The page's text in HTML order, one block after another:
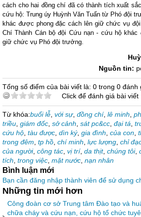
cách cho hai đồng chí đã có thành tích xuất
cứu hộ: Trung úy Huỳnh Văn Tuấn từ Phó đội
khác được phong đặc cách lên giữ chức vụ
Chí Thành Cán bộ đội Cứu nạn - cứu hộ
giữ chức vụ Phó đội trưởng.
Nguồn tin:
Tổng số điểm của bài viết là: 0 trong 0 đánh
Click để đánh giá bài viết
Từ khóa:buổi lễ với sự, đồng chí, lê minh
triều giám đốc sở cảnh sát pc&cc đại tá
cứu hộ tàu được dìn ký, gia đình của con
trong đêm tp hồ chí minh lực lượng chỉ
của người, công tác vị trí, da thịt, chúng tôi,
tích trong việc mặt nước nạn nhân
Bình luận mới
Bạn cần đăng nhập thành viên để sử dụng
Những tin mới hơn
Công đoàn cơ sở Trung tâm Đào tạo và
chữa cháy và cứu nạn, cứu hộ tổ chức